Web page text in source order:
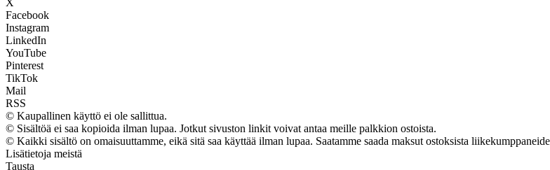
X
Facebook
Instagram
LinkedIn
YouTube
Pinterest
TikTok
Mail
RSS
© Kaupallinen käyttö ei ole sallittua.
© Sisältöä ei saa kopioida ilman lupaa. Jotkut sivuston linkit voivat antaa meille palkkion ostoista.
© Kaikki sisältö on omaisuuttamme, eikä sitä saa käyttää ilman lupaa. Saatamme saada maksut ostoksista
Lisätietoja meistä
Tausta